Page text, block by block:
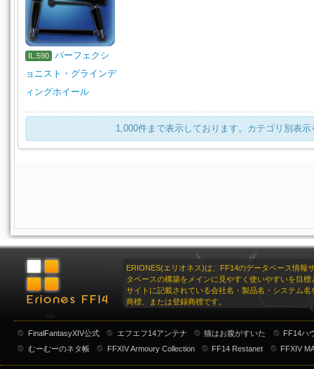
IL.590
パーフェクシ
ョニスト・グラインデ
ィングホイール
1,000件まで表示しております。カテゴリ別表
ERIONES(エリオネス)は、FF14のデータベース情報
タベースの構築をメインに見やすく使いやすいを目標
サイトに記載されている会社名・製品名・システム名
商標、または登録商標です。
FinalFantasyXIV公式 エフエフ14アンテナ 猫はお腹がすいた
FF14ハ
むーむーのネタ帳
FFXIV Armoury Collection FF14 Restanet FFXIV